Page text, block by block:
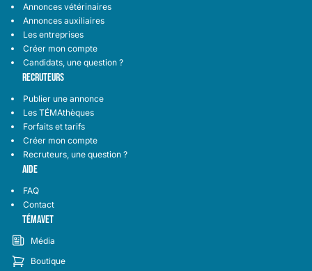
Annonces vétérinaires
Annonces auxiliaires
Les entreprises
Créer mon compte
Candidats, une question ?
RECRUTEURS
Publier une annonce
Les TÉMAthèques
Forfaits et tarifs
Créer mon compte
Recruteurs, une question ?
AIDE
FAQ
Contact
TÉMAVET
Média
Boutique